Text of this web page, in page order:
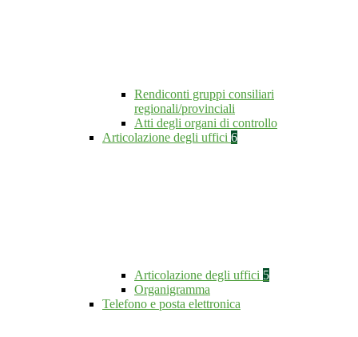
Rendiconti gruppi consiliari
regionali/provinciali
Atti degli organi di controllo
Articolazione degli uffici 6
Articolazione degli uffici 5
Organigramma
Telefono e posta elettronica